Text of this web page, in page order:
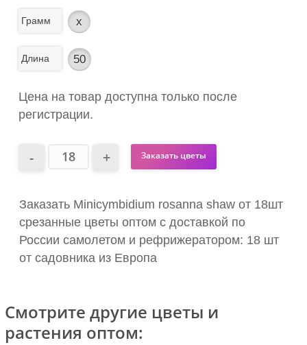
Грамм x
Длина 50
Цена на товар доступна только после
регистрации.
Заказать цветы
Заказать Minicymbidium rosanna shaw от 18шт
срезанные цветы оптом с доставкой по
России самолетом и рефрижератором: 18 шт
от садовника из Европа
Смотрите другие цветы и
растения оптом: